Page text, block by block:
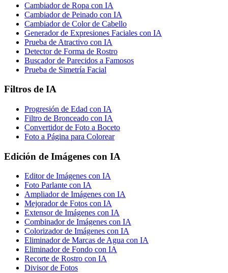
Cambiador de Ropa con IA
Cambiador de Peinado con IA
Cambiador de Color de Cabello
Generador de Expresiones Faciales con IA
Prueba de Atractivo con IA
Detector de Forma de Rostro
Buscador de Parecidos a Famosos
Prueba de Simetría Facial
Filtros de IA
Progresión de Edad con IA
Filtro de Bronceado con IA
Convertidor de Foto a Boceto
Foto a Página para Colorear
Edición de Imágenes con IA
Editor de Imágenes con IA
Foto Parlante con IA
Ampliador de Imágenes con IA
Mejorador de Fotos con IA
Extensor de Imágenes con IA
Combinador de Imágenes con IA
Colorizador de Imágenes con IA
Eliminador de Marcas de Agua con IA
Eliminador de Fondo con IA
Recorte de Rostro con IA
Divisor de Fotos